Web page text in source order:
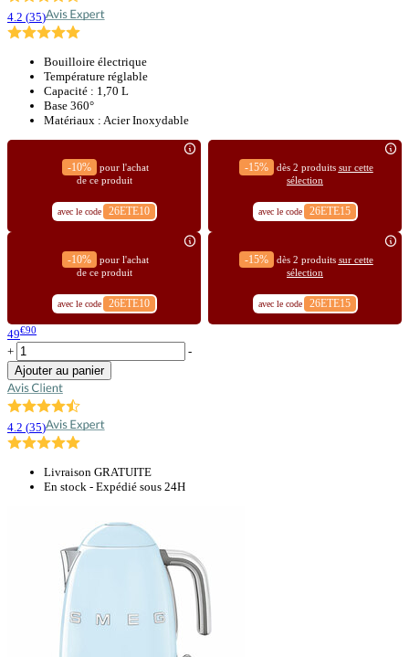
4.2 (35)
Bouilloire électrique
Température réglable
Capacité : 1,70 L
Base 360°
Matériaux : Acier Inoxydable
-10%
pour l'achat
de ce produit
avec le code 26ETE10
-15% dès 2 produits sur cette
sélection
avec le code 26ETE15
-10%
pour l'achat
de ce produit
avec le code 26ETE10
-15% dès 2 produits sur cette
sélection
avec le code 26ETE15
49€90
+
-
Ajouter au panier
4.2 (35)
Livraison GRATUITE
En stock - Expédié sous 24H